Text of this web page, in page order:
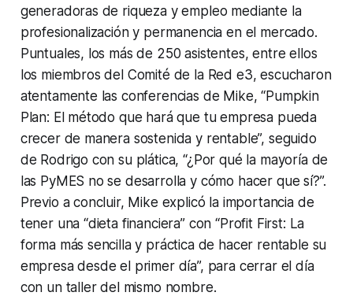
generadoras de riqueza y empleo mediante la
profesionalización y permanencia en el mercado.
Puntuales, los más de 250 asistentes, entre ellos
los miembros del Comité de la Red e3, escucharon
atentamente las conferencias de Mike, “Pumpkin
Plan: El método que hará que tu empresa pueda
crecer de manera sostenida y rentable”, seguido
de Rodrigo con su plática, “¿Por qué la mayoría de
las PyMES no se desarrolla y cómo hacer que sí?”.
Previo a concluir, Mike explicó la importancia de
tener una “dieta financiera” con “Profit First: La
forma más sencilla y práctica de hacer rentable su
empresa desde el primer día”, para cerrar el día
con un taller del mismo nombre.